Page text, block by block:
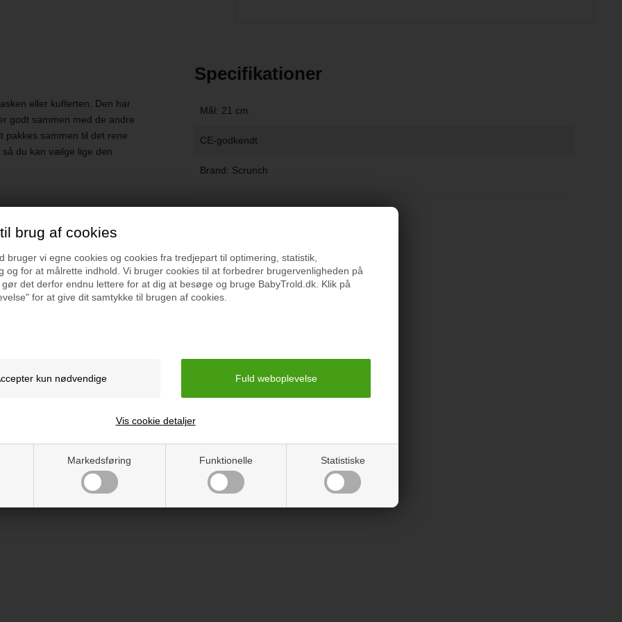
brug af cookies
bruger vi egne cookies og cookies fra tredjepart til optimering, statistik,
og for at målrette indhold. Vi bruger cookies til at forbedrer brugervenligheden på
det derfor endnu lettere for at dig at besøge og bruge BabyTrold.dk. Klik på
for at give dit samtykke til brugen af cookies.
Markedsføring Funktionelle Statistiske
Vis cookie detaljer
eller kufferten. Den har
godt sammen med de andre
pakkes sammen til det rene
så du kan vælge lige den
Specifikationer
Mål: 21 cm.
CE-godkendt
Brand: Scrunch
du også interesseret i følgende produkter